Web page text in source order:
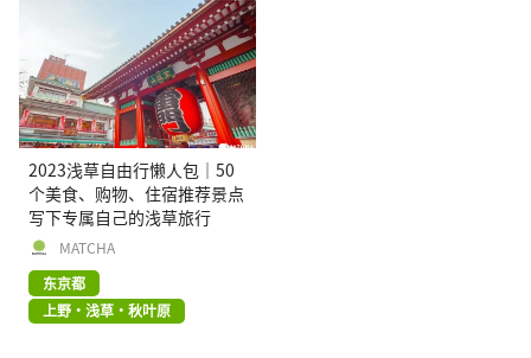
2023浅草自由行懒人包｜50
个美食、购物、住宿推荐景点
写下专属自己的浅草旅行
MATCHA
东京都
上野・浅草・秋叶原